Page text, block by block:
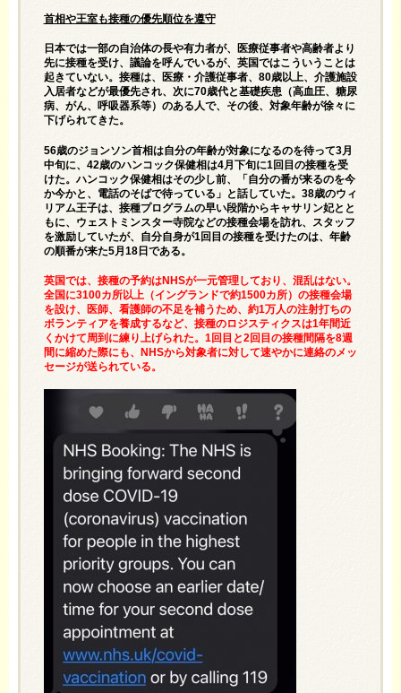
首相や王室も接種の優先順位を遵守
日本では一部の自治体の長や有力者が、医療従事者や高齢者より
先に接種を受け、議論を呼んでいるが、英国ではこういうことは
起きていない。接種は、医療・介護従事者、80歳以上、介護施設
入居者などが最優先され、次に70歳代と基礎疾患（高血圧、糖尿
病、がん、呼吸器系等）のある人で、その後、対象年齢が徐々に
下げられてきた。
56歳のジョンソン首相は自分の年齢が対象になるのを待って3月
中旬に、42歳のハンコック保健相は4月下旬に1回目の接種を受
けた。ハンコック保健相はその少し前、「自分の番が来るのを今
か今かと、電話のそばで待っている」と話していた。38歳のウィ
リアム王子は、接種プログラムの早い段階からキャサリン妃とと
もに、ウェストミンスター寺院などの接種会場を訪れ、スタッフ
を激励していたが、自分自身が1回目の接種を受けたのは、年齢
の順番が来た5月18日である。
英国では、接種の予約はNHSが一元管理しており、混乱はない。
全国に3100カ所以上（イングランドで約1500カ所）の接種会場
を設け、医師、看護師の不足を補うため、約1万人の注射打ちの
ボランティアを養成するなど、接種のロジスティクスは1年間近
くかけて周到に練り上げられた。1回目と2回目の接種間隔を8週
間に縮めた際にも、NHSから対象者に対して速やかに連絡のメッ
セージが送られている。